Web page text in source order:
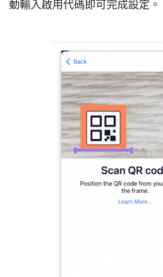
動輸入啟用代碼即可完成設定。